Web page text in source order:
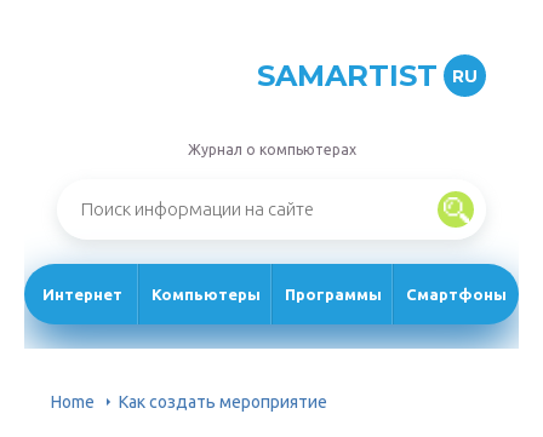
SAMARTIST RU
Журнал о компьютерах
Интернет Компьютеры Программы Смартфоны
Home Как создать мероприятие